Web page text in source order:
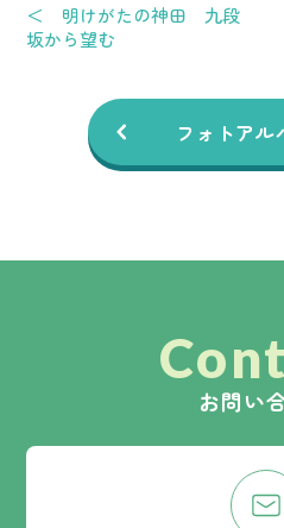
＜ 明けがたの神田 九段
坂から望む
フォトアル
お問い